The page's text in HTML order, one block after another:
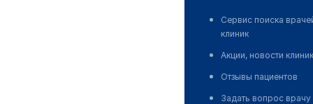
Сервис поиска
клиник
Акции, новости клиник
Отзывы пациентов
Задать вопрос врачу